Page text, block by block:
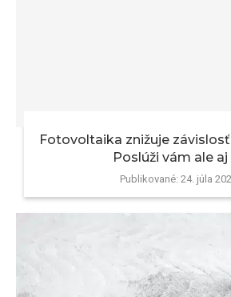
Fotovoltaika znižuje
Poslúži vám ale aj
Publikované: 24. júla